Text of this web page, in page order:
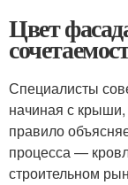
Цвет
Специалисты
начиная с
правило
процесса —
строительном